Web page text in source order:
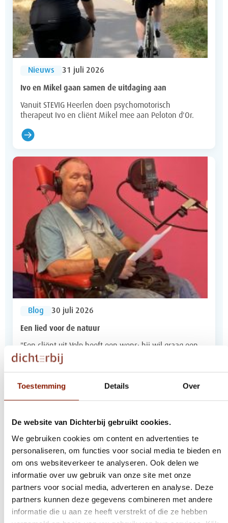
Toestemming Details Over
De website van Dichterbij gebruikt cookies.
We gebruiken cookies om content en advertenties te
personaliseren, om functies voor social media te bieden en
om ons websiteverkeer te analyseren. Ook delen we
informatie over uw gebruik van onze site met onze
partners voor social media, adverteren en analyse. Deze
partners kunnen deze gegevens combineren met andere
informatie die u aan ze heeft verstrekt of die ze hebben
Nieuws 31 juli 2026
Ivo en Mikel gaan samen de uitdaging aan
Vanuit STEVIG Heerlen doen psychomotorisch
therapeut Ivo en cliënt Mikel mee aan Peloton d'Or.
Blog 30 juli 2026
Een lied voor de natuur
"Een cliënt uit Velp heeft een wens: hij wil graag een
eigen muzieknummer opnemen. Jos, kun jij daar iets
in betekenen?"